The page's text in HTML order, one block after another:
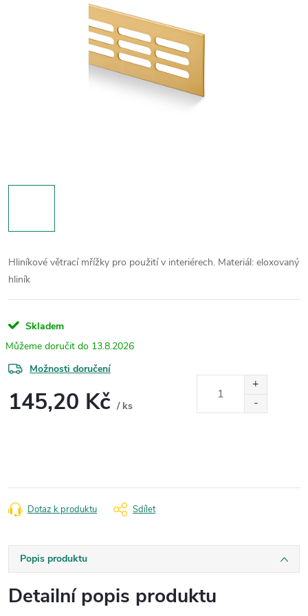
Hliníkové větrací mřížky pro použití v interiérech. Materiál: eloxovaný
hliník
Skladem
13.8.2026
Možnosti doručení
145,20 Kč / ks
Dotaz k produktu Sdílet
Popis produktu
Detailní popis produktu